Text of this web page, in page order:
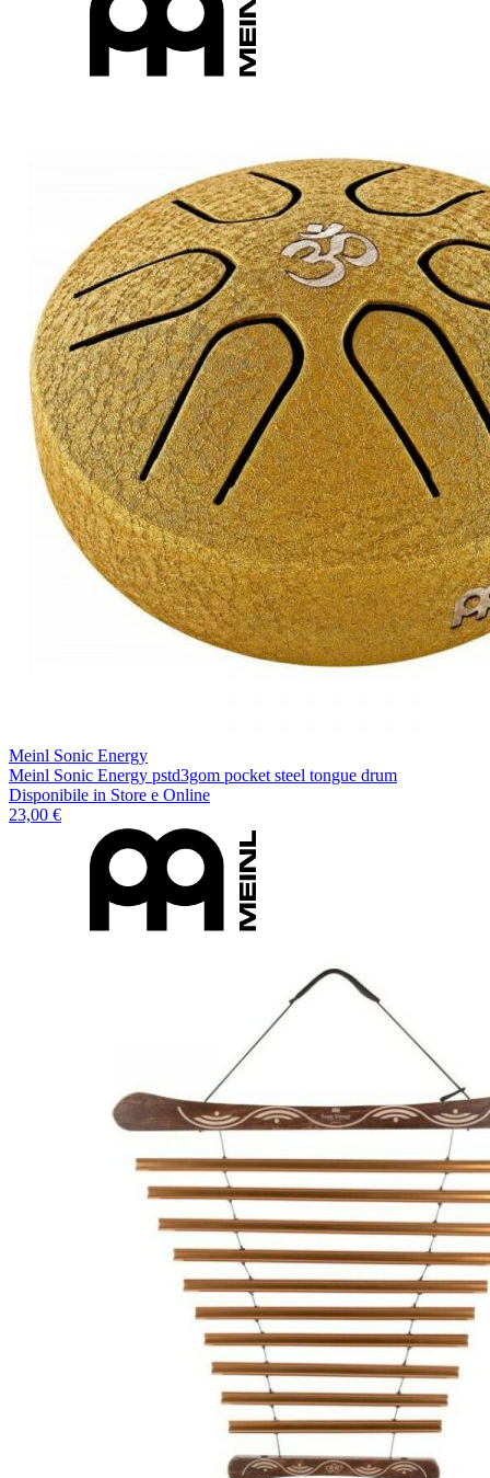
Meinl Sonic Energy
Meinl Sonic Energy pstd3gom pocket steel tongue drum
Disponibile in Store e Online
23,00 €